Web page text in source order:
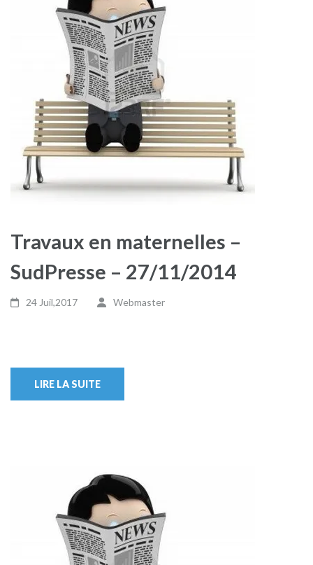
Travaux en maternelles –
SudPresse – 27/11/2014
24 Juil,2017 Webmaster
LIRE LA SUITE